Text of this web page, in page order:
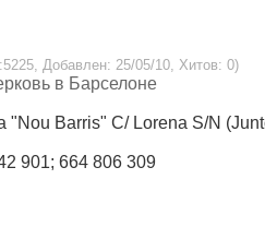
Добавлен: 25/05/10, Хитов: 0)
в Барселоне
"Nou Barris" C/ Lorena S/N
901; 664 806 309